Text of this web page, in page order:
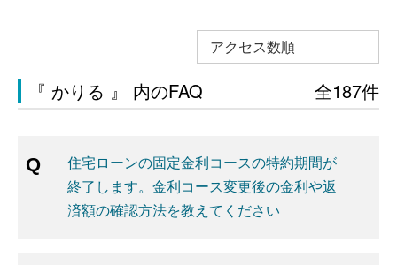
アクセス数順
『 かりる 』 内のFAQ 全187件
住宅ローンの固定金利コースの特約期間が
終了します。金利コース変更後の金利や返
済額の確認方法を教えてください